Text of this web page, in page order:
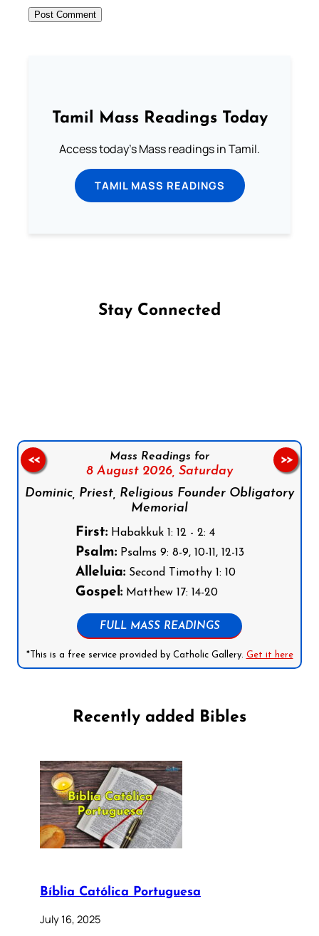
Tamil Mass Readings Today
Access today's Mass readings in Tamil.
TAMIL MASS READINGS
Stay Connected
Mass Readings for
8 August 2026, Saturday
Dominic, Priest, Religious Founder Obligatory
Memorial
First:Habakkuk 1: 12 - 2: 4
Psalm:Psalms 9: 8-9, 10-11, 12-13
Alleluia:Second Timothy 1: 10
Gospel:Matthew 17: 14-20
FULL MASS READINGS
*This is a free service provided by Catholic Gallery. Get it here
<< >>
Recently added Bibles
Bíblia Católica Portuguesa
July 16, 2025